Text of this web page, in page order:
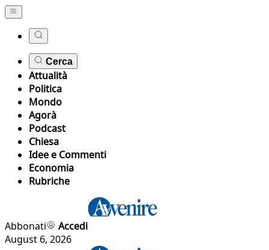
Cerca
Attualità
Politica
Mondo
Agorà
Podcast
Chiesa
Idee e Commenti
Economia
Rubriche
Abbonati
Accedi
August 6, 2026